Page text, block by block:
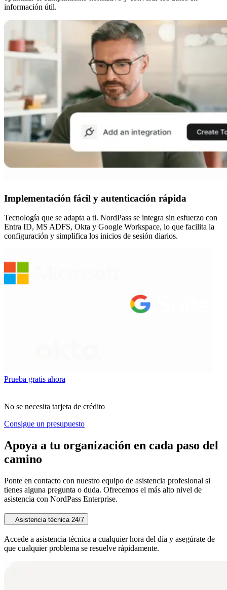
información útil.
Implementación fácil y autenticación rápida
Tecnología que se adapta a ti. NordPass se integra sin esfuerzo con
Entra ID, MS ADFS, Okta y Google Workspace, lo que facilita la
configuración y simplifica los inicios de sesión diarios.
Prueba gratis ahora
No se necesita tarjeta de crédito
Consigue un presupuesto
Apoya a tu organización en cada paso del
camino
Ponte en contacto con nuestro equipo de asistencia profesional si
tienes alguna pregunta o duda. Ofrecemos el más alto nivel de
asistencia con NordPass Enterprise.
Asistencia técnica 24/7
Accede a asistencia técnica a cualquier hora del día y asegúrate de
que cualquier problema se resuelve rápidamente.